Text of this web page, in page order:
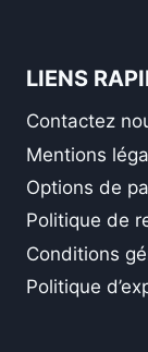
LIENS
Contactez
Mentions
Options de
Politique de
Conditions
Politique